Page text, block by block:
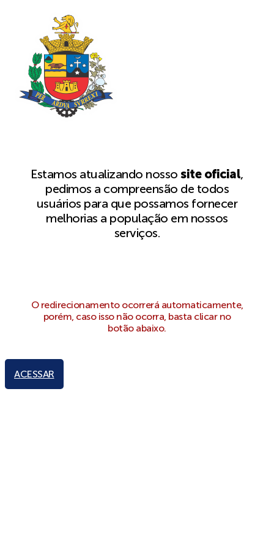
Estamos atualizando nossosite oficial,
pedimos a compreensão de todos
usuários para que possamos fornecer
melhorias a população em nossos
serviços.
O redirecionamento ocorrerá automaticamente,
porém, caso isso não ocorra, basta clicar no
botão abaixo.
ACESSAR